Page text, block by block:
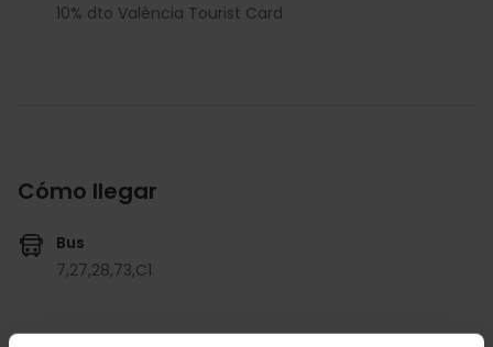
10% dto València Tourist Card
Cómo llegar
Bus
7,27,28,73,C1